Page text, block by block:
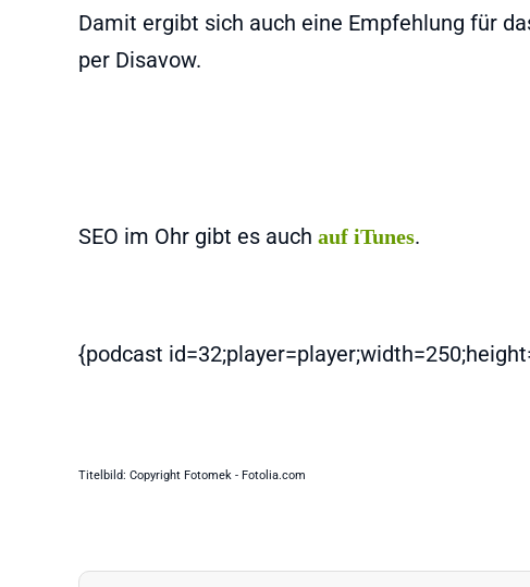
Damit ergibt sich auch eine Empfehlung für
per Disavow.
SEO im Ohr gibt es auch auf iTunes.
{podcast
Titelbild: Copyright Fotomek - Fotolia.com